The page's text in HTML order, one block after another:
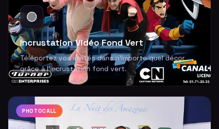
🟢
Incrustation Vidéo Fond Vert
Téléportez vos invités dans n'importe quel décor
grâce à l'incrustation fond vert.
PHOTOCALL